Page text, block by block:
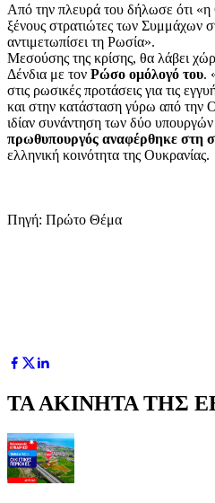
Από την πλευρά του δήλωσε ότι «η
ξένους στρατιώτες των Συμμάχων
αντιμετωπίσει τη Ρωσία».
Μεσούσης της κρίσης, θα λάβει
Δένδια με τον Ρώσο ομόλογό του.
στις ρωσικές προτάσεις για τις
και στην κατάσταση γύρω από την
ιδίαν συνάντηση των δύο
πρωθυπουργός αναφέρθηκε στη
ελληνική κοινότητα της Ουκρανίας.
Πηγή: Πρώτο Θέμα
ΤΑ ΑΚΙΝΗΤΑ ΤΗΣ